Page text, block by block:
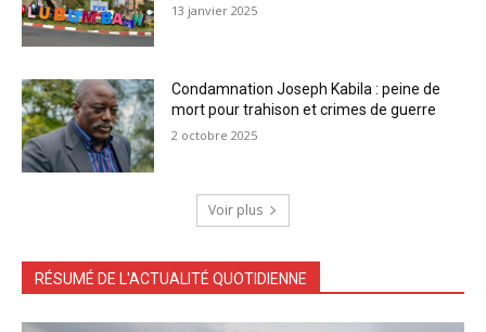
13 janvier 2025
Condamnation Joseph Kabila : peine de
mort pour trahison et crimes de guerre
2 octobre 2025
Voir plus
RÉSUMÉ DE L'ACTUALITÉ QUOTIDIENNE